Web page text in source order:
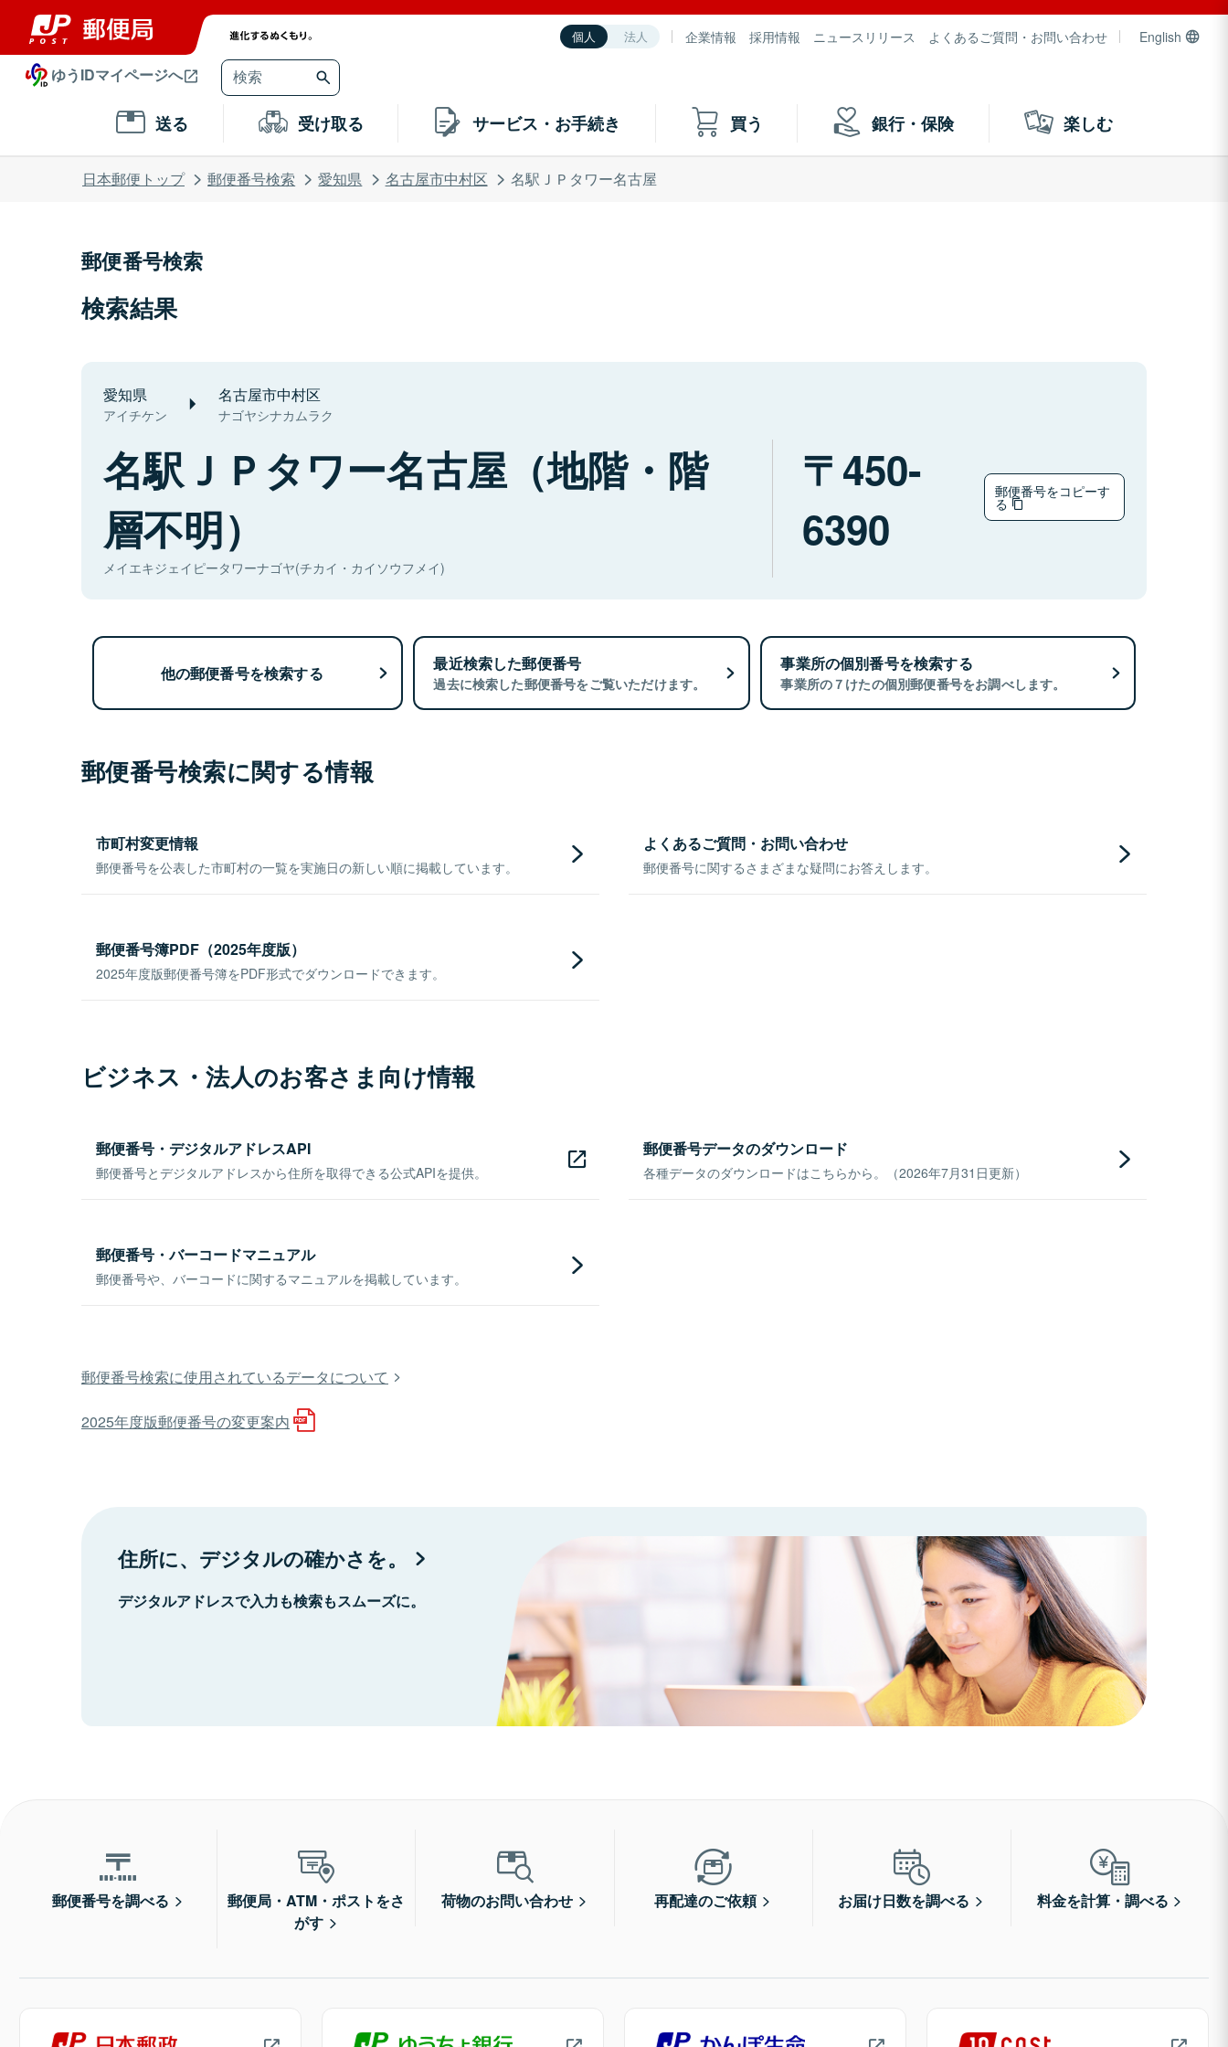
個人 法人 企業情報 採用情報 ニュースリリース よくあるご質問・お問い合わせ English
ゆうIDマイページへ
送る 受け取る サービス・お手続き 買う 銀行・保険 楽しむ
日本郵便トップ 郵便番号検索 愛知県 名古屋市中村区 名駅ＪＰタワー名古屋
郵便番号検索
検索結果
愛知県
アイチケン
名古屋市中村区
ナゴヤシナカムラク
名駅ＪＰタワー名古屋（地階・階
層不明）
メイエキジェイピータワーナゴヤ(チカイ・カイソウフメイ)
450-
6390
郵便番号をコピーす
る
他の郵便番号を検索する 最近検索した郵便番号
過去に検索した郵便番号をご覧いただけます。
事業所の個別番号を検索する
事業所の７けたの個別郵便番号をお調べします。
郵便番号検索に関する情報
市町村変更情報
郵便番号を公表した市町村の一覧を実施日の新しい順に掲載しています。
よくあるご質問・お問い合わせ
郵便番号に関するさまざまな疑問にお答えします。
郵便番号簿PDF（2025年度版）
2025年度版郵便番号簿をPDF形式でダウンロードできます。
ビジネス・法人のお客さま向け情報
郵便番号・デジタルアドレスAPI
郵便番号とデジタルアドレスから住所を取得できる公式APIを提供。
郵便番号データのダウンロード
各種データのダウンロードはこちらから。（2026年7月31日更新）
郵便番号・バーコードマニュアル
郵便番号や、バーコードに関するマニュアルを掲載しています。
郵便番号検索に使用されているデータについて
2025年度版郵便番号の変更案内
住所に、デジタルの確かさを。
デジタルアドレスで入力も検索もスムーズに。
郵便番号を調べる
郵便局・ATM・ポストをさ
がす
荷物のお問い合わせ 再配達のご依頼 お届け日数を調べる 料金を計算・調べる